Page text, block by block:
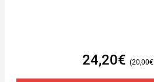
24,20€ 20,00€